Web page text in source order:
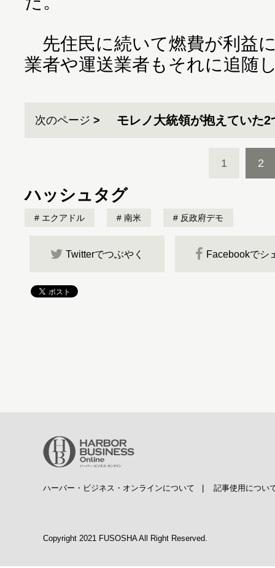
先住民に続いて燃費が利益
業者や運送業者もそれに追随
次のページ モレノ大統領が抱えていた2
1 2
ハッシュタグ
エクアドル 南米 反政府デモ
Twitterでつぶやく Facebookでシ
ハーバー・ビジネス・オンラインについて 記事使用につい
Copyright 2021 FUSOSHA All Right Reserved.